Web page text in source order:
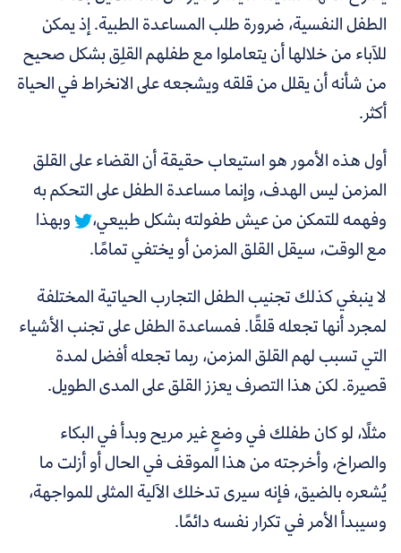
الطفل النفسية، ضرورة طلب المساعدة الطبية. إذ يمكن
للآباء من خلالها أن يتعاملوا مع طفلهم القلِق بشكل صحيح
من شأنه أن يقلل من قلقه ويشجعه على الانخراط في الحياة
أكثر.
أول هذه الأمور هو استيعاب حقيقة أنالقضاء على القلق
المزمن ليس الهدف، وإنما مساعدة الطفل على التحكم به
وفهمه للتمكن من عيش طفولته بشكل طبيعي،
وبهذا
مع الوقت، سيقل القلق المزمن أو يختفي تمامًا.
لا ينبغي كذلك تجنيب الطفل التجارب الحياتية المختلفة
لمجرد أنها تجعله قلقًا. فمساعدة الطفل على تجنب الأشياء
التي تسبب لهم القلق المزمن، ربما تجعله أفضل لمدة
قصيرة. لكن هذا التصرف يعزز القلق على المدى الطويل.
مثلًا، لو كان طفلك في وضعٍ غير مريح وبدأ في البكاء
والصراخ، وأخرجته من هذا الموقف في الحال أو أزلت ما
يُشعره بالضيق، فإنه سيرى تدخلك الآلية المثلى للمواجهة،
وسيبدأ الأمر في تكرار نفسه دائمًا.